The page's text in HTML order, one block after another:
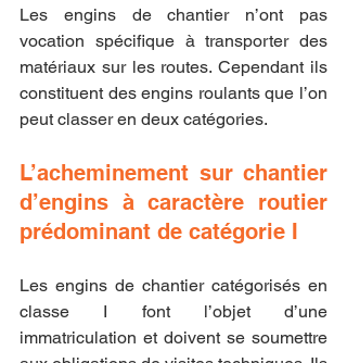
Les engins de chantier n’ont pas
vocation spécifique à transporter des
matériaux sur les routes. Cependant ils
constituent des engins roulants que l’on
peut classer en deux catégories.
L’acheminement sur chantier
d’engins à caractère routier
prédominant de catégorie I
Les engins de chantier catégorisés en
classe I font l’objet d’une
immatriculation et doivent se soumettre